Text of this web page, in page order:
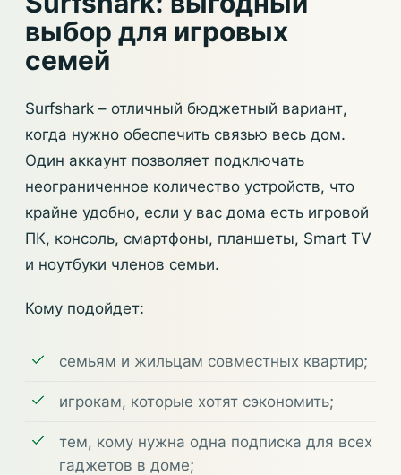
выбор для игровых
семей
Surfshark – отличный бюджетный вариант,
когда нужно обеспечить связью весь дом.
Один аккаунт позволяет подключать
неограниченное количество устройств, что
крайне удобно, если у вас дома есть игровой
ПК, консоль, смартфоны, планшеты, Smart TV
и ноутбуки членов семьи.
Кому подойдет:
семьям и жильцам совместных квартир;
игрокам, которые хотят сэкономить;
тем, кому нужна одна подписка для всех
гаджетов в доме;